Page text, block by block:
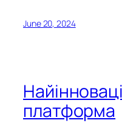
June 20, 2024
платформа